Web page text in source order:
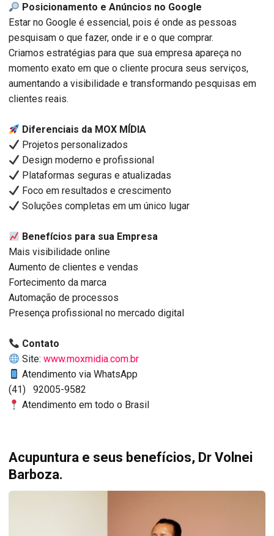
Posicionamento e Anúncios no Google
Estar no Google é essencial, pois é onde as pessoas
pesquisam o que fazer, onde ir e o que comprar.
Criamos estratégias para que sua empresa apareça no
momento exato em que o cliente procura seus serviços,
aumentando a visibilidade e transformando pesquisas em
clientes reais.
Diferenciais da MOX MÍDIA
Projetos personalizados
Design moderno e profissional
Plataformas seguras e atualizadas
Foco em resultados e crescimento
Soluções completas em um único lugar
Benefícios para sua Empresa
Mais visibilidade online
Aumento de clientes e vendas
Fortecimento da marca
Automação de processos
Presença profissional no mercado digital
Contato
Site:www.moxmidia.com.br
Atendimento via WhatsApp
(41) 92005-9582
Atendimento em todo o Brasil
Acupuntura e seus benefícios, Dr Volnei
Barboza.